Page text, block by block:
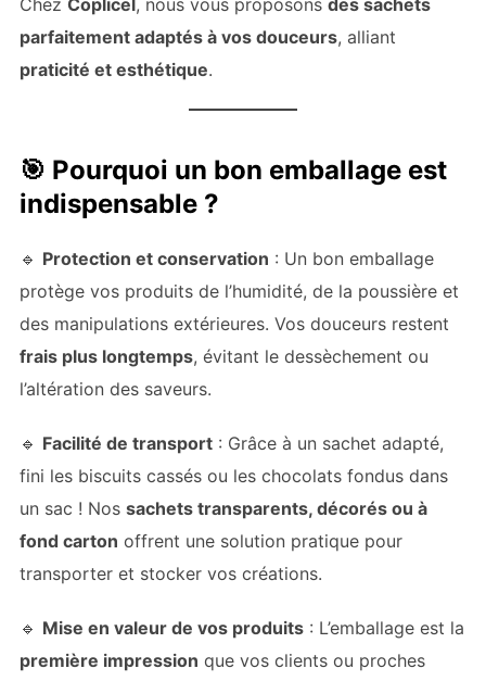
Chez Coplicel, nous vous proposons des sachets
parfaitement adaptés à vos douceurs, alliant
praticité et esthétique.
🎯 Pourquoi un bon emballage est
indispensable ?
🔹 Protection et conservation : Un bon emballage
protège vos produits de l’humidité, de la poussière et
des manipulations extérieures. Vos douceurs restent
frais plus longtemps, évitant le dessèchement ou
l’altération des saveurs.
🔹 Facilité de transport: Grâce à un sachet adapté,
fini les biscuits cassés ou les chocolats fondus dans
un sac ! Nos sachets transparents, décorés ou à
fond carton offrent une solution pratique pour
transporter et stocker vos créations.
🔹 Mise en valeur de vos produits: L’emballage est la
première impression que vos clients ou proches